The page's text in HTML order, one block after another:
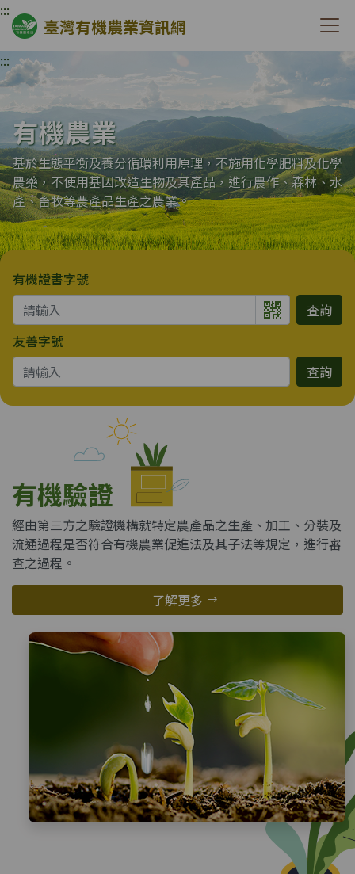
:::
臺灣有機農業資訊網
:::
有機農業
基於生態平衡及養分循環利用原理，不施用化學肥料及化學
農藥，不使用基因改造生物及其產品，進行農作、森林、水
產、畜牧等農產品生產之農業。
有機證書字號
查詢
友善字號
查詢
有機驗證
經由第三方之驗證機構就特定農產品之生產、加工、分裝及
流通過程是否符合有機農業促進法及其子法等規定，進行審
查之過程。
了解更多